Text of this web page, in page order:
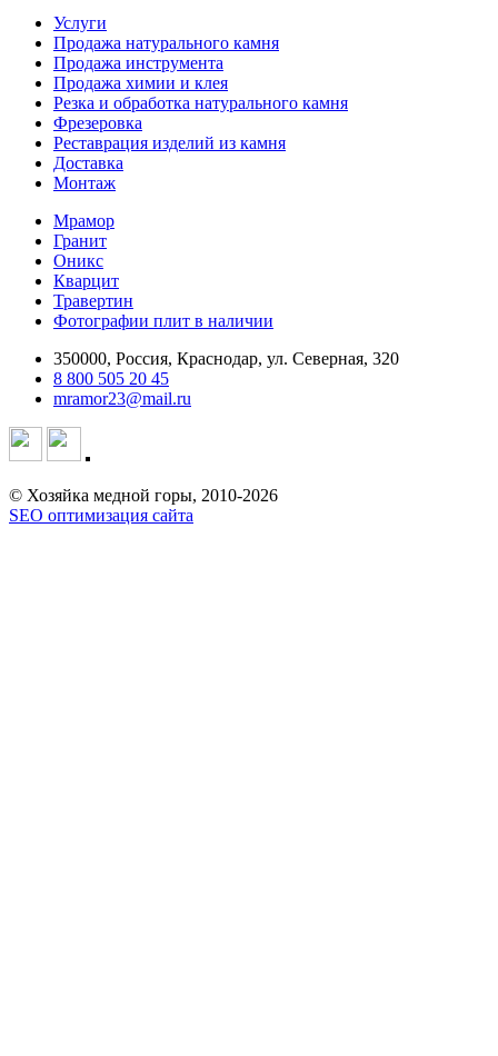
Услуги
Продажа натурального камня
Продажа инструмента
Продажа химии и клея
Резка и обработка натурального камня
Фрезеровка
Реставрация изделий из камня
Доставка
Монтаж
Мрамор
Гранит
Оникс
Кварцит
Травертин
Фотографии плит в наличии
350000, Россия, Краснодар, ул. Северная, 320
8 800 505 20 45
mramor23@mail.ru
© Хозяйка медной горы, 2010-2026
SEO оптимизация сайта